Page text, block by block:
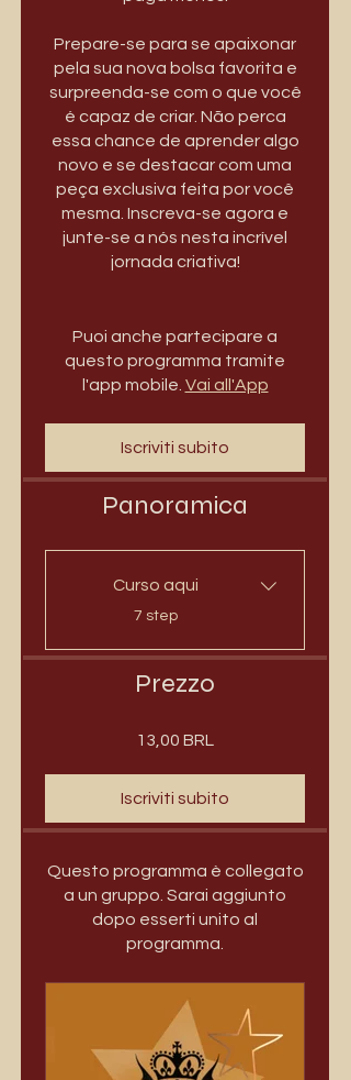
Prepare-se para se apaixonar
pela sua nova bolsa favorita e
surpreenda-se com o que você
é capaz de criar. Não perca
essa chance de aprender algo
novo e se destacar com uma
peça exclusiva feita por você
mesma. Inscreva-se agora e
junte-se a nós nesta incrível
jornada criativa!
Puoi anche partecipare a
questo programma tramite
l'app mobile. Vai all'App
Iscriviti subito
Panoramica
Curso aqui
.
7 step
Prezzo
13,00 BRL
Iscriviti subito
Questo programma è collegato
a un gruppo. Sarai aggiunto
dopo esserti unito al
programma.